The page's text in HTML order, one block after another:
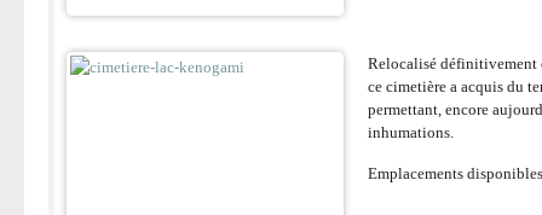
Relocalisé définitivement
ce cimetière a acquis du
permettant, encore
inhumations.
Emplacements disponibles